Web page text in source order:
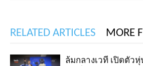
RELATED ARTICLES MORE
ล้มกลางเวที เปิดตัว